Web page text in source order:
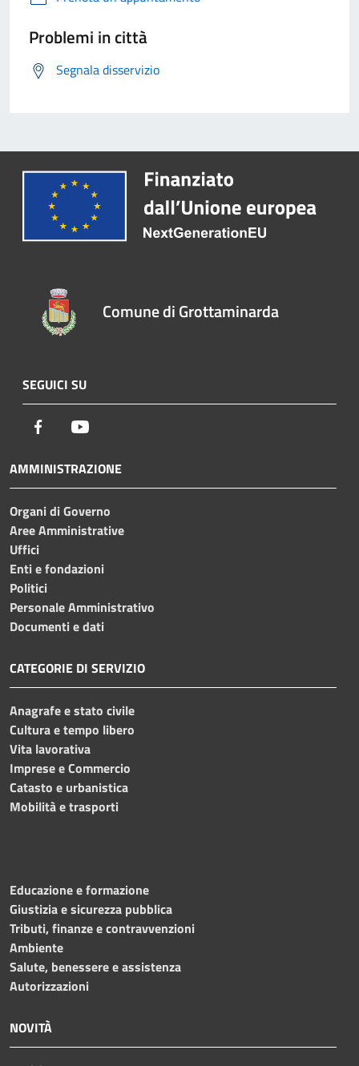
Problemi in città
Segnala disservizio
Comune di Grottaminarda
SEGUICI SU
Facebook
AMMINISTRAZIONE
Organi di Governo
Aree Amministrative
Uffici
Enti e fondazioni
Politici
Personale Amministrativo
Documenti e dati
CATEGORIE DI SERVIZIO
Anagrafe e stato civile
Cultura e tempo libero
Vita lavorativa
Imprese e Commercio
Catasto e urbanistica
Mobilità e trasporti
Educazione e formazione
Giustizia e sicurezza pubblica
Tributi, finanze e contravvenzioni
Ambiente
Salute, benessere e assistenza
Autorizzazioni
NOVITÀ